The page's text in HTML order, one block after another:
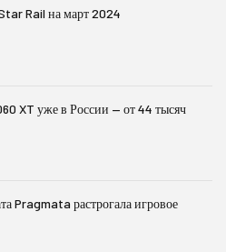
Rail на март 2024
XT уже в России — от 44 тысяч
Pragmata растрогала игровое